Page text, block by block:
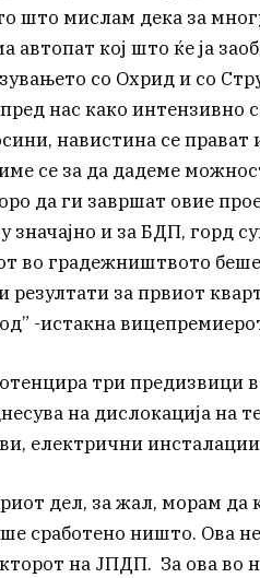
што мислам дека за
автопат кој што ќе ја
со Охрид и со
нас како интензивно
навистина се
се за да дадеме
да ги завршат овие
значајно и за БДП, горд
во градежништвото
резултати за првиот
-истакна
три предизвици
на дислокација на
електрични
дел, за жал, морам
сработено ништо. Ова
на ЈПДП. За ова во